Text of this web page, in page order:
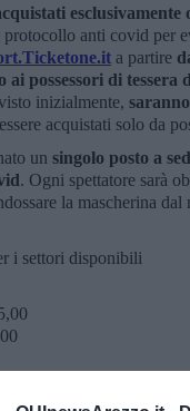
esclusivamente
protocollo anti covid per
a partire
ai possessori di
inizialmente,
acquistati solo da
un singolo posto a
. Ogni spettatore sarà
la mascherina
i settori disponibili